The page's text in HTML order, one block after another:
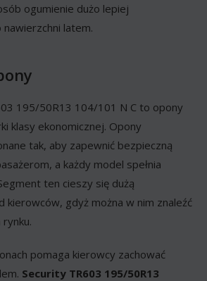
ogumienie dużo lepiej
latem.
195/50R13 104/101 N C to opony
klasy ekonomicznej. Opony
tak, aby zapewnić bezpieczną
a każdy model spełnia
ten cieszy się dużą
kierowców, gdyż można w nim znaleźć
pomaga kierowcy zachować
Security TR603 195/50R13